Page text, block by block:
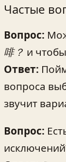
Частые
Вопрос:
啡？ и
Ответ:
вопроса
звучит
Вопрос: